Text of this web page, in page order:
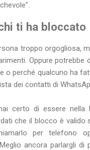
ti ha bloccato
troppo orgogliosa,
Oppure potrebbe
o perché qualcuno ha
dei contatti di
certo di essere nella
che il blocco è valido
per telefono
ancora parlargli di